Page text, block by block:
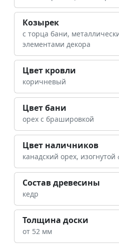
Козырек
с торца бани,
элементами декора
Цвет кровли
коричневый
Цвет бани
орех с брашировкой
Цвет наличников
канадский орех,
Состав древесины
кедр
Толщина доски
от 52 мм